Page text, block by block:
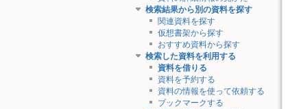
検索結果から別の資料を探す
関連資料を探す
仮想書架から探す
おすすめ資料から探す
検索した資料を利用する
資料を借りる
資料を予約する
資料の情報を使って依頼する
ブックマークする